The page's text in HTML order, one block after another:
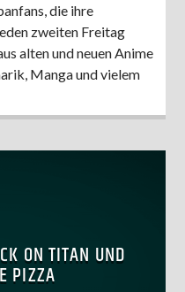
die ihre
zweiten Freitag
alten und neuen Anime
Manga und vielem
ON TITAN UND
PIZZA